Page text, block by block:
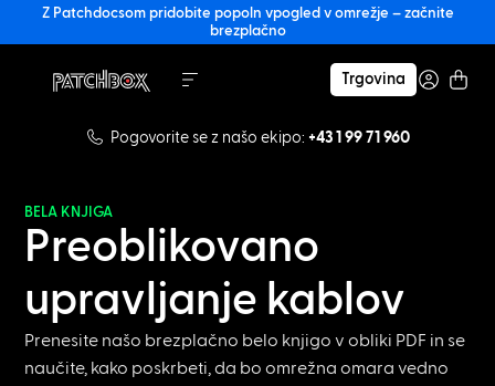
Z Patchdocsom pridobite popoln vpogled v omrežje – začnite
brezplačno
Trgovina
Pogovorite se z našo ekipo: +43 1 99 71 960
BELA KNJIGA
Preoblikovano
upravljanje kablov
Prenesite našo brezplačno belo knjigo v obliki PDF in se
naučite, kako poskrbeti, da bo omrežna omara vedno